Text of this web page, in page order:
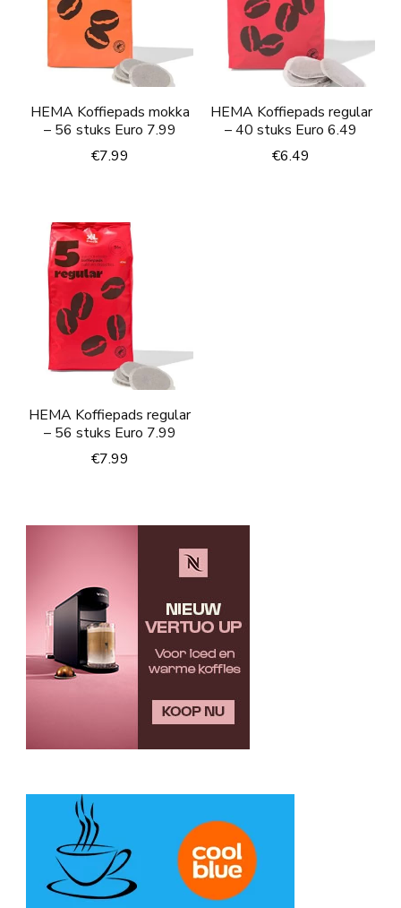
HEMA Koffiepads mokka
– 56 stuks Euro 7.99
€7.99
HEMA Koffiepads regular
– 40 stuks Euro 6.49
€6.49
HEMA Koffiepads regular
– 56 stuks Euro 7.99
€7.99